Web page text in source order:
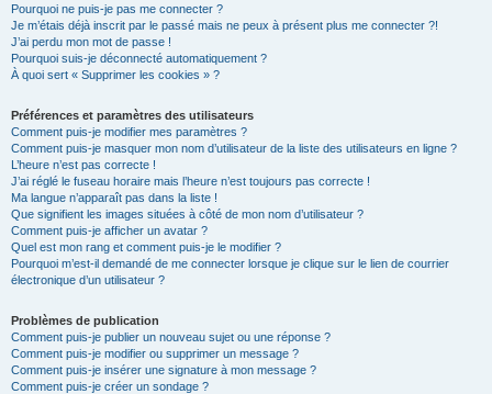
Pourquoi ne puis-je pas me connecter ?
Je m’étais déjà inscrit par le passé mais ne peux à présent plus me connecter ?!
J’ai perdu mon mot de passe !
Pourquoi suis-je déconnecté automatiquement ?
À quoi sert « Supprimer les cookies » ?
Préférences et paramètres des utilisateurs
Comment puis-je modifier mes paramètres ?
Comment puis-je masquer mon nom d’utilisateur de la liste des utilisateurs en ligne ?
L’heure n’est pas correcte !
J’ai réglé le fuseau horaire mais l’heure n’est toujours pas correcte !
Ma langue n’apparaît pas dans la liste !
Que signifient les images situées à côté de mon nom d’utilisateur ?
Comment puis-je afficher un avatar ?
Quel est mon rang et comment puis-je le modifier ?
Pourquoi m’est-il demandé de me connecter lorsque je clique sur le lien de courrier
électronique d’un utilisateur ?
Problèmes de publication
Comment puis-je publier un nouveau sujet ou une réponse ?
Comment puis-je modifier ou supprimer un message ?
Comment puis-je insérer une signature à mon message ?
Comment puis-je créer un sondage ?